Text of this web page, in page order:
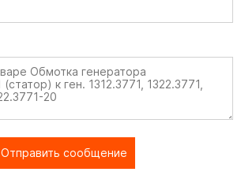
Отправить сообщение